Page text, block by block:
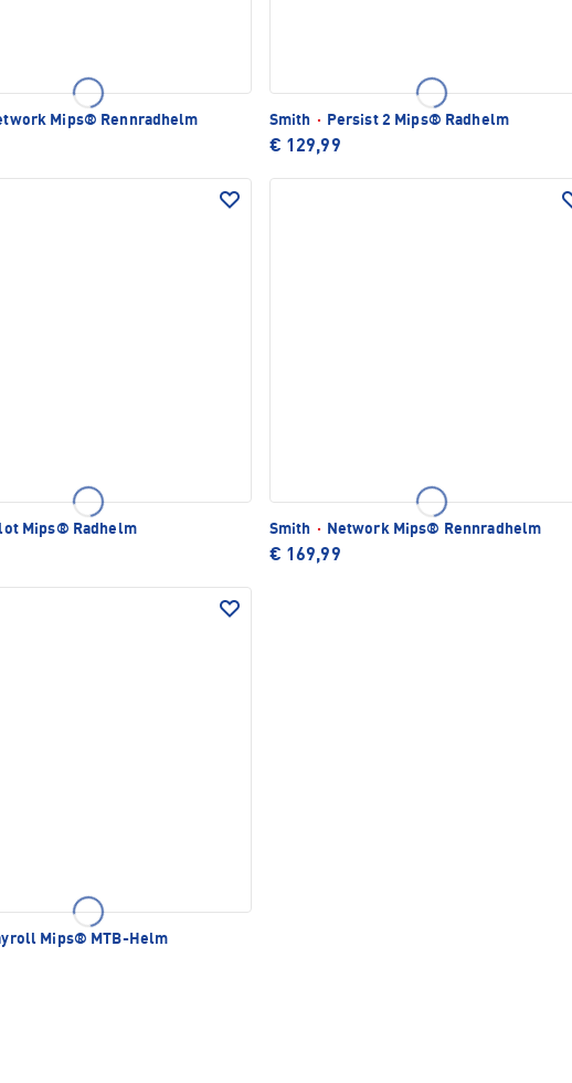
Mips® Rennradhelm Smith · Persist 2 Mips® Radhelm
€ 129,99
Mips® Radhelm Smith · Network Mips® Rennradhelm
€ 169,99
Mips® MTB-Helm